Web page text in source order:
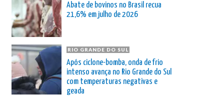
Abate de bovinos no Brasil recua
21,6% em julho de 2026
RIO GRANDE DO SUL
Após ciclone-bomba, onda de frio
intenso avança no Rio Grande do Sul
com temperaturas negativas e
geada